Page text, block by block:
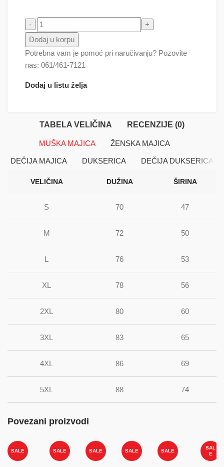
Noć veštica jahač ajkula - Helloween 37 količina
Dodaj u korpu
Potrebna vam je pomoć pri naručivanju? Pozovite
nas: 061/461-7121
Dodaj u listu želja
TABELA VELIČINA RECENZIJE (0)
MUŠKA MAJICA ŽENSKA MAJICA
DEČIJA MAJICA DUKSERICA DEČIJA DUKSERICA
VELIČINA DUŽINA ŠIRINA
S 70 47
M 72 50
L 76 53
XL 78 56
2XL 80 60
3XL 83 65
4XL 86 69
5XL 88 74
Povezani proizvodi
SALE SALE SALE SALE SALE
SAL
E